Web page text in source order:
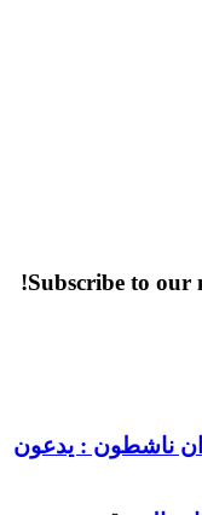
Subscribe to our
ناشطون : يدعون